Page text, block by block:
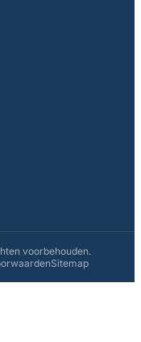
voorbehouden.
Sitemap